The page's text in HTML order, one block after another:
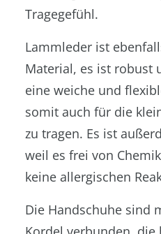
Tragegefühl.
Lammleder ist
Material, es ist robust
eine weiche und
somit auch für die
zu tragen. Es ist
weil es frei von
keine allergischen
Die Handschuhe sind